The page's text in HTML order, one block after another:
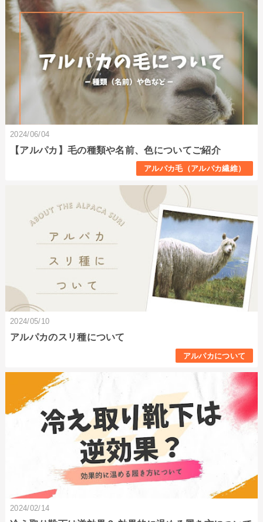
2024/06/04
【アルパカ】毛の種類や名前、色についてご紹介
アルパカ毛（アルパカ繊維）
2024/05/10
アルパカのスリ種について
アルパカについて
2024/02/14